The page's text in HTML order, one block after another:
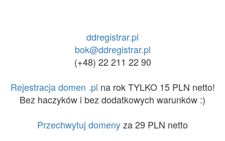
ddregistrar.pl
bok@ddregistrar.pl
(+48) 22 211 22 90
Rejestracja domen .pl na rok TYLKO 15 PLN netto!
Bez haczyków i bez dodatkowych warunków :)
Przechwytuj domenyza 29 PLN netto